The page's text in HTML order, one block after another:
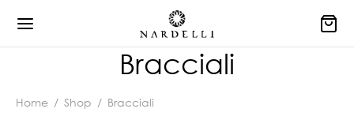
Bracciali
Home / Shop / Bracciali